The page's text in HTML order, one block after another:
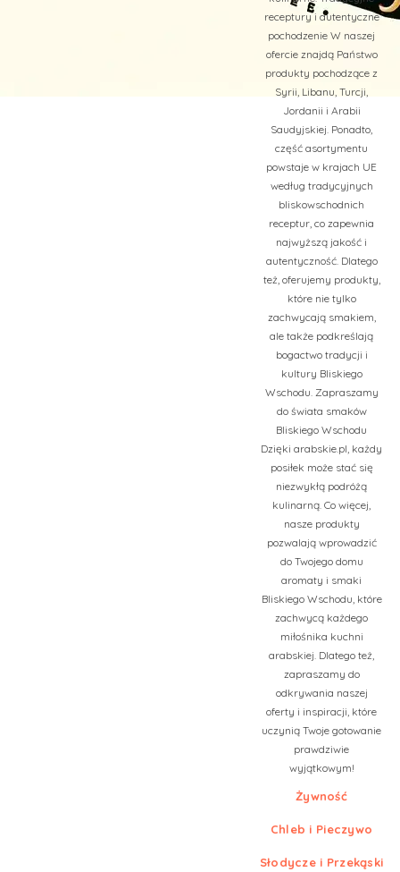
receptury i autentyczne
pochodzenie W naszej
ofercie znajdą Państwo
produkty pochodzące z
Syrii, Libanu, Turcji,
Jordanii i Arabii
Saudyjskiej. Ponadto,
część asortymentu
powstaje w krajach UE
według tradycyjnych
bliskowschodnich
receptur, co zapewnia
najwyższą jakość i
autentyczność. Dlatego
też, oferujemy produkty,
które nie tylko
zachwycają smakiem,
ale także podkreślają
bogactwo tradycji i
kultury Bliskiego
Wschodu. Zapraszamy
do świata smaków
Bliskiego Wschodu
Dzięki arabskie.pl, każdy
posiłek może stać się
niezwykłą podróżą
kulinarną. Co więcej,
nasze produkty
pozwalają wprowadzić
do Twojego domu
aromaty i smaki
Bliskiego Wschodu, które
zachwycą każdego
miłośnika kuchni
arabskiej. Dlatego też,
zapraszamy do
odkrywania naszej
oferty i inspiracji, które
uczynią Twoje gotowanie
prawdziwie
wyjątkowym!
Żywność
Chleb i Pieczywo
Słodycze i Przekąski